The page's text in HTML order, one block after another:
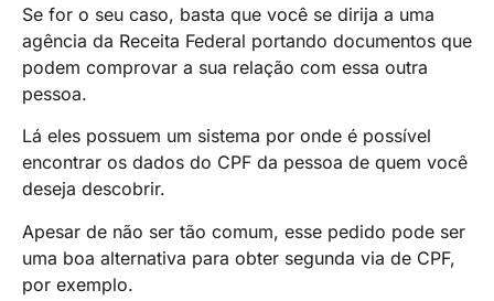
Se for o seu caso, basta que você se dirija a uma
agência da Receita Federal portando documentos que
podem comprovar a sua relação com essa outra
pessoa.
Lá eles possuem um sistema por onde é possível
encontrar os dados do CPF da pessoa de quem você
deseja descobrir.
Apesar de não ser tão comum, esse pedido pode ser
uma boa alternativa para obter segunda via de CPF,
por exemplo.